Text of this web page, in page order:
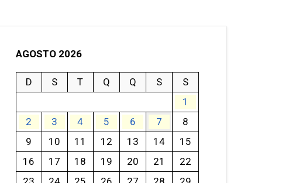
AGOSTO 2026
D S T Q Q S
S
1
2
3 4 5 6 7
8
9
10 11 12 13 14
15
16
17 18 19 20 21
22